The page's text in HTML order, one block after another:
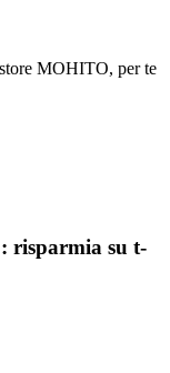
MOHITO, per te
risparmia su t-